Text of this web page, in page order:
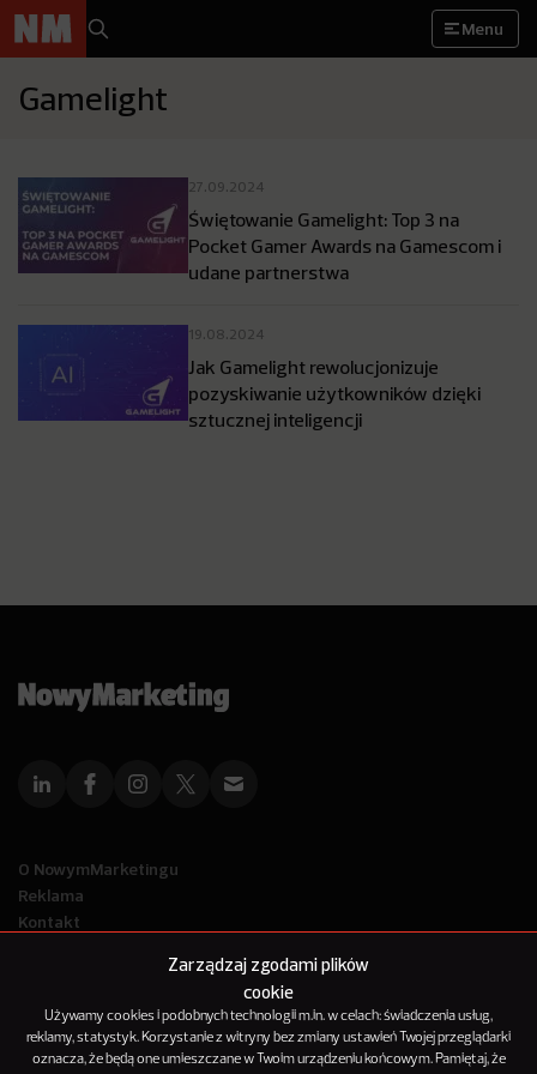
Zarządzaj zgodami plików
cookie
Używamy cookies i podobnych technologii m.in. w celach: świadczenia usług,
reklamy, statystyk. Korzystanie z witryny bez zmiany ustawień Twojej przeglądarki
oznacza, że będą one umieszczane w Twoim urządzeniu końcowym. Pamiętaj, że
Menu
Gamelight
27.09.2024
Świętowanie Gamelight: Top 3 na
Pocket Gamer Awards na Gamescom i
udane partnerstwa
19.08.2024
Jak Gamelight rewolucjonizuje
pozyskiwanie użytkowników dzięki
sztucznej inteligencji
O NowymMarketingu
Reklama
Kontakt